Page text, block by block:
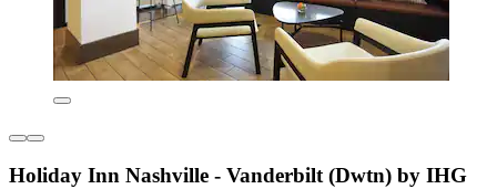
Holiday Inn Nashville - Vanderbilt (Dwtn) by IHG